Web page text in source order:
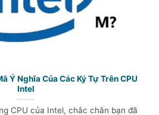
Ý Nghĩa Của Các Ký Tự Trên CPU
Intel
CPU của Intel, chắc chắn bạn đã